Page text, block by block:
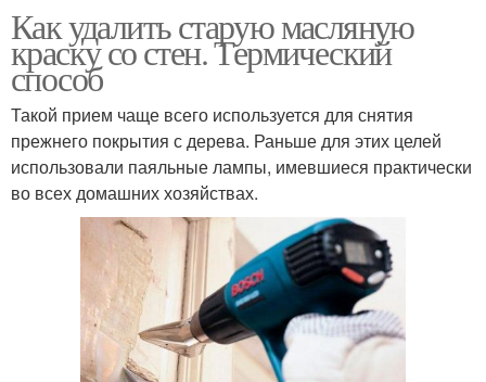
Как удалить старую масляную
краску со стен. Термический
способ
Такой прием чаще всего используется для снятия
прежнего покрытия с дерева. Раньше для этих целей
использовали паяльные лампы, имевшиеся практически
во всех домашних хозяйствах.